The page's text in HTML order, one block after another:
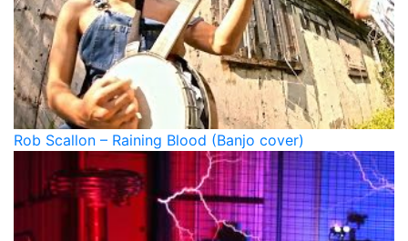
Rob Scallon – Raining Blood (Banjo cover)